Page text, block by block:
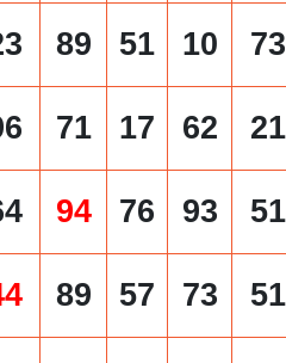
89 51 10 73
71 17 62 21
94 76 93 51
89 57 73 51